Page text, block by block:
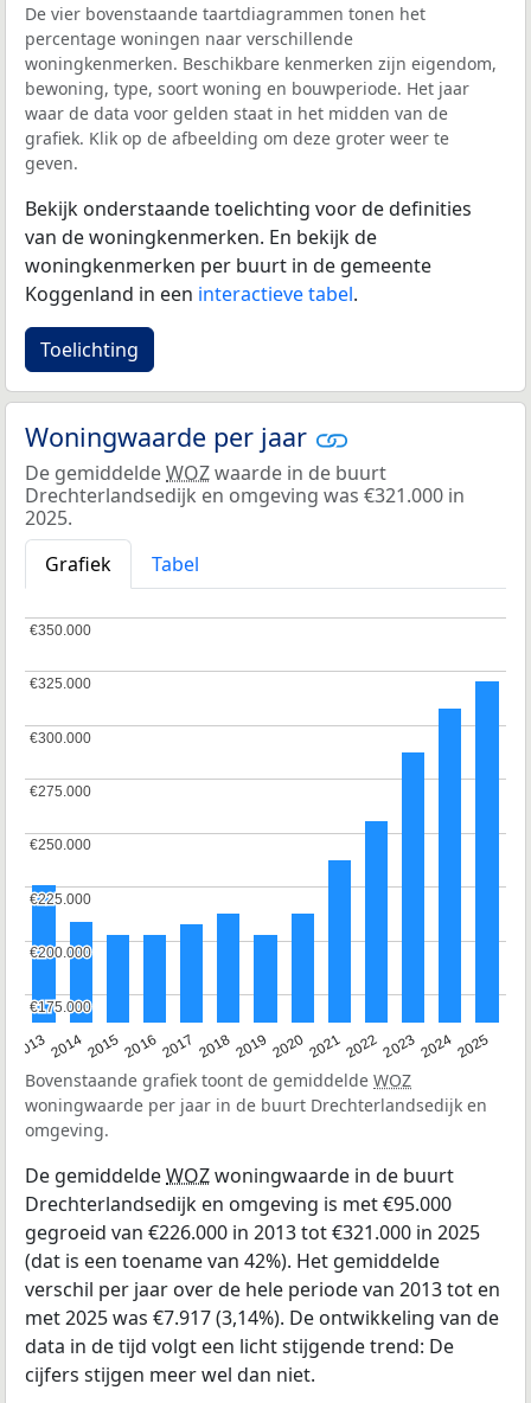
De vier bovenstaande taartdiagrammen tonen het
percentage woningen naar verschillende
woningkenmerken. Beschikbare kenmerken zijn eigendom,
bewoning, type, soort woning en bouwperiode. Het jaar
waar de data voor gelden staat in het midden van de
grafiek. Klik op de afbeelding om deze groter weer te
geven.
Bekijk onderstaande toelichting voor de definities
van de woningkenmerken. En bekijk de
woningkenmerken per buurt in de gemeente
Koggenland in een interactieve tabel.
Toelichting
Woningwaarde per jaar
De gemiddeldeWOZwaarde in de buurt
Drechterlandsedijk en omgeving was €321.000 in
2025.
Grafiek
Tabel
20132014201520162017 20182019 202020212022202320242025
€175.000
€175.000
€200.000
€200.000
€225.000
€225.000
€250.000
€250.000
€275.000
€275.000
€300.000
€300.000
€325.000
€325.000
€350.000
€350.000
Bovenstaande grafiek toont de gemiddelde WOZ
woningwaarde per jaar in de buurt Drechterlandsedijk en
omgeving.
De gemiddeldeWOZwoningwaarde in de buurt
Drechterlandsedijk en omgeving is met €95.000
gegroeid van €226.000 in 2013 tot €321.000 in 2025
(dat is een toename van 42%). Het gemiddelde
verschil per jaar over de hele periode van 2013 tot en
met 2025 was €7.917 (3,14%). De ontwikkeling van de
data in de tijd volgt een licht stijgende trend: De
cijfers stijgen meer wel dan niet.